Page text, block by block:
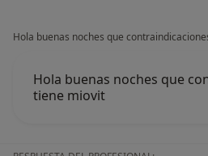
Hola buenas noches que
Hola buenas noches que
tiene miovit